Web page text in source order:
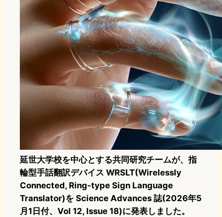
延世大学校を中心とする共同研究チームが、指
輪型手話翻訳デバイス WRSLT(Wirelessly
Connected, Ring-type Sign Language
Translator)を Science Advances 誌(2026年5
月1日付、Vol 12, Issue 18)に発表しました。